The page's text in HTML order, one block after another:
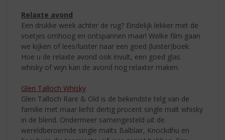
Relaxte avond
Een drukke week achter de rug? Eindelijk lekker met de
voetjes omhoog en ontspannen maar! Welke film gaan
we kijken of lees/luister naar een goed (luister)boek.
Hoe u de relaxte avond ook invult, een goed glas
whisky of wijn kan de avond nog relaxter maken.
Glen Talloch Whisky
Glen Talloch Rare & Old is de bekendste telg van de
familie met maar liefst dertig procent single malt whisky
in de blend. Ondermeer samengesteld uit de
wereldberoemde single malts Balblair, Knockdhu en